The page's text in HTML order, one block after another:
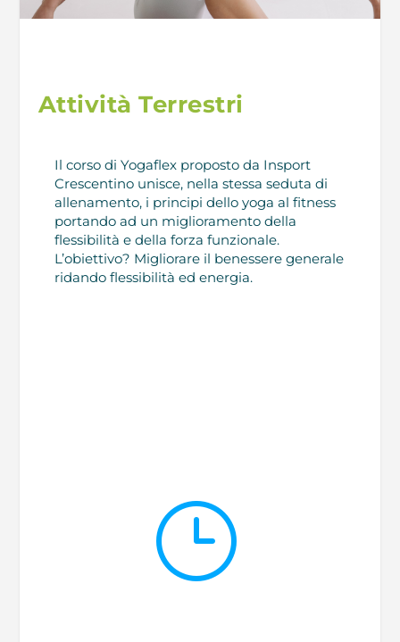
Attività Terrestri
Il corso di Yogaflex proposto da Insport
Crescentino unisce, nella stessa seduta di
allenamento, i principi dello yoga al fitness
portando ad un miglioramento della
flessibilità e della forza funzionale.
L’obiettivo? Migliorare il benessere generale
ridando flessibilità ed energia.
}